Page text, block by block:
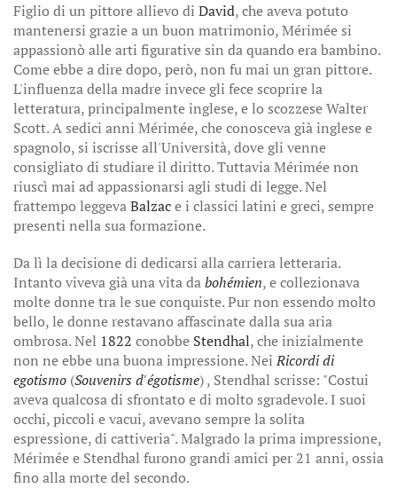
Figlio di un pittore allievo di David, che aveva potuto
mantenersi grazie a un buon matrimonio, Mérimée si
appassionò alle arti figurative sin da quando era bambino.
Come ebbe a dire dopo, però, non fu mai un gran pittore.
L'influenza della madre invece gli fece scoprire la
letteratura, principalmente inglese, e lo scozzese Walter
Scott. A sedici anni Mérimée, che conosceva già inglese e
spagnolo, si iscrisse all'Università, dove gli venne
consigliato di studiare il diritto. Tuttavia Mérimée non
riuscì mai ad appassionarsi agli studi di legge. Nel
frattempo leggevaBalzace i classici latini e greci, sempre
presenti nella sua formazione.
Da lì la decisione di dedicarsi alla carriera letteraria.
Intanto viveva già una vita dabohémien, e collezionava
molte donne tra le sue conquiste. Pur non essendo molto
bello, le donne restavano affascinate dalla sua aria
ombrosa. Nel 1822 conobbe Stendhal, che inizialmente
non ne ebbe una buona impressione. NeiRicordi di
egotismo (Souvenirs d'égotisme) , Stendhal scrisse: "Costui
aveva qualcosa di sfrontato e di molto sgradevole. I suoi
occhi, piccoli e vacui, avevano sempre la solita
espressione, di cattiveria". Malgrado la prima impressione,
Mérimée e Stendhal furono grandi amici per 21 anni, ossia
fino alla morte del secondo.